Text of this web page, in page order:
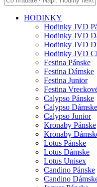
HODINKY
Hodinky JVD
Hodinky JVD
Hodinky JVD
Hodinky JVD
Festina Pánske
Festina Dámske
Festina Junior
Festina
Calypso Pánske
Calypso Dámske
Calypso Junior
Kronaby Pánske
Kronaby
Lotus Pánske
Lotus Dámske
Lotus Unisex
Candino Pánske
Candino